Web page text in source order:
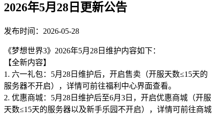
2026年5月28日更新公告
发布时间：2026-05-28
《梦想世界3》2026年5月28日维护内容如下：
【全新内容】
1. 六一礼包：5月28日维护后，开启售卖（开服天数≤15天的
服务器不开启），详情可前往福利中心界面查看。
2. 优惠商城：5月28日维护后至6月3日，开启优惠商城（开服
天数≤15天的服务器以及新手乐园不开启），详情可前往商城